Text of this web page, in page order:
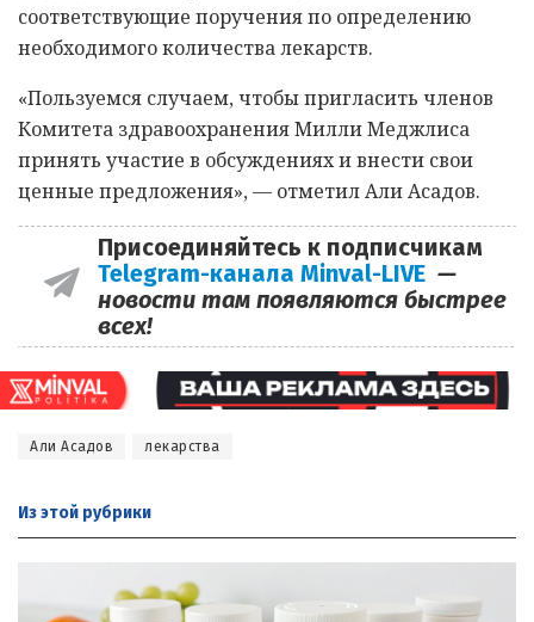
соответствующие поручения по определению
необходимого количества лекарств.
«Пользуемся случаем, чтобы пригласить членов
Комитета здравоохранения Милли Меджлиса
принять участие в обсуждениях и внести свои
ценные предложения», — отметил Али Асадов.
Присоединяйтесь к подписчикам
Telegram-канала Minval-LIVE —
новости там появляются быстрее
всех!
Али Асадов лекарства
Из этой рубрики